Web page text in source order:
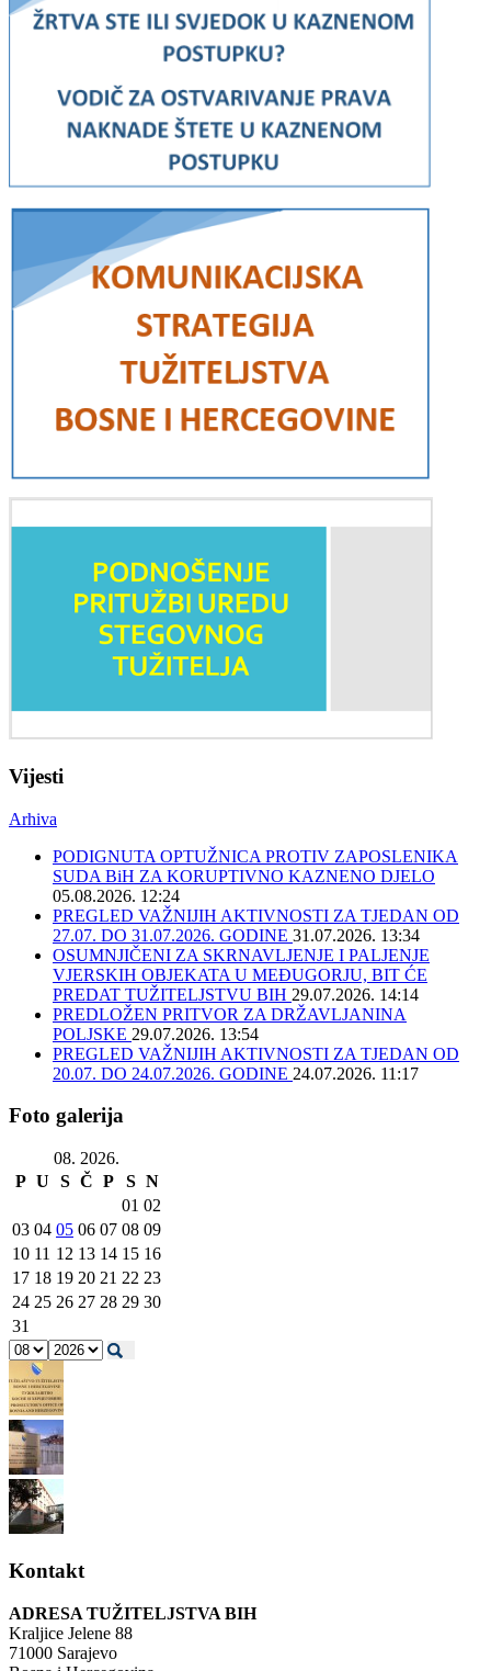
Vijesti
Arhiva
PODIGNUTA OPTUŽNICA PROTIV ZAPOSLENIKA
SUDA BiH ZA KORUPTIVNO KAZNENO DJELO
05.08.2026. 12:24
PREGLED VAŽNIJIH AKTIVNOSTI ZA TJEDAN OD
27.07. DO 31.07.2026. GODINE 31.07.2026. 13:34
OSUMNJIČENI ZA SKRNAVLJENJE I PALJENJE
VJERSKIH OBJEKATA U MEĐUGORJU, BIT ĆE
PREDAT TUŽITELJSTVU BIH 29.07.2026. 14:14
PREDLOŽEN PRITVOR ZA DRŽAVLJANINA
POLJSKE 29.07.2026. 13:54
PREGLED VAŽNIJIH AKTIVNOSTI ZA TJEDAN OD
20.07. DO 24.07.2026. GODINE 24.07.2026. 11:17
Foto galerija
08. 2026.
P U S Č P S N
01 02
03 04 05 06 07 08 09
10 11 12 13 14 15 16
17 18 19 20 21 22 23
24 25 26 27 28 29 30
31
Kontakt
ADRESA TUŽITELJSTVA BIH
Kraljice Jelene 88
71000 Sarajevo